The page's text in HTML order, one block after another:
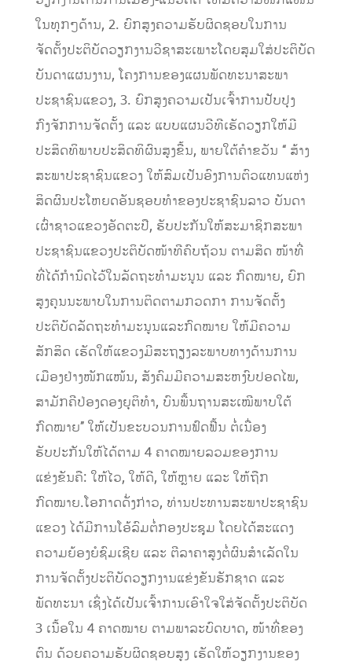
ໃນທຸກໆດ້ານ, 2. ຍົກສູງຄວາມຮັບຜິດຊອບໃນການ
ຈັດຕັ້ງປະຕິບັດວຽກງານວີຊາສະເພາະໂດຍສຸມໃສ່ປະຕິບັດ
ບັນດາແຜນງານ, ໂຄງການຂອງແຜນພັດທະນາສະພາ
ປະຊາຊົນແຂວງ, 3. ຍົກສູງຄວາມເປັນເຈົ້າການປັບປຸງ
ກົງຈັກການຈັດຕັ້ງ ແລະ ແບບແຜນວີທີເຮັດວຽກໃຫ້ມີ
ປະສິດທິພາບປະສິດທິຜົນສູງຂື້ນ, ພາຍໃຕ້ຄໍາຂວັນ ‘‘ ສ້າງ
ສະພາປະຊາຊົນແຂວງ ໃຫ້ສົມເປັນອົງການຕົວແທນແຫ່ງ
ສິດຜົນປະໂຫຍດອັນຊອບທໍາຂອງປະຊາຊົນລາວ ບັນດາ
ເຜົ່າຊາວແຂວງອັດຕະປື, ຮັບປະກັນໃຫ້ສະມາຊິກສະພາ
ປະຊາຊົນແຂວງປະຕິບັດໜ້າທີຄົບຖ້ວນ ຕາມສິດ ໜ້າທີ່
ທີ່ໄດ້ກໍານົດໄວ້ໃນລັດຖະທໍາມະນູນ ແລະ ກົດໝາຍ, ຍົກ
ສູງຄຸນນະພາບໃນການຕິດຕາມກວດກາ ການຈັດຕັ້ງ
ປະຕິບັດລັດຖະທໍາມະນູນແລະກົດໝາຍ ໃຫ້ມີຄວາມ
ສັກສິດ ເຮັດໃຫ້ແຂວງມີສະຖຽງລະພາບທາງດ້ານການ
ເມືອງຢ່າງໜັກແໜ້ນ, ສັງຄົມມີຄວາມສະຫງົບປອດໄພ,
ສາມັກຄີປ່ອງດອງຍຸຕິທໍາ, ບົນພື້ນຖານສະເໝີພາບໃຕ້
ກົດໝາຍ’’ ໃຫ້ເປັນຂະບວນການຟົດຟື້ນ ຕໍ່ເນື່ອງ
ຮັບປະກັນໃຫ້ໄດ້ຕາມ 4 ຄາດໝາຍລວມຂອງການ
ແຂ່ງຂັນຄື: ໃຫ້ໄວ, ໃຫ້ດີ, ໃຫ້ຫຼາຍ ແລະ ໃຫ້ຖືກ
ກົດໝາຍ.ໂອກາດດັ່ງກ່າວ, ທ່ານປະທານສະພາປະຊາຊົນ
ແຂວງ ໄດ້ມີການໂອ້ລົມຕໍ່ກອງປະຊຸມ ໂດຍໄດ້ສະແດງ
ຄວາມຍ້ອງຍໍຊົມເຊີຍ ແລະ ຕີລາຄາສູງຕໍ່ຜົນສໍາເລັດໃນ
ການຈັດຕັ້ງປະຕິບັດວຽກງານແຂ່ງຂັນຮັກຊາດ ແລະ
ພັດທະນາ ເຊິ່ງໄດ້ເປັນເຈົ້າການເອົາໃຈໃສ່ຈັດຕັ້ງປະຕິບັດ
3 ເນື້ອໃນ 4 ຄາດໝາຍ ຕາມພາລະບົດບາດ, ໜ້າທີ່ຂອງ
ຕົນ ດ້ວຍຄວາມຮັບຜິດຊອບສູງ ເຮັດໃຫ້ວຽກງານຂອງ